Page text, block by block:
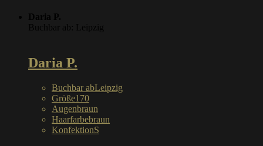
Daria P.
Buchbar ab: Leipzig
Daria P.
Buchbar abLeipzig
Größe170
Augenbraun
Haarfarbebraun
KonfektionS